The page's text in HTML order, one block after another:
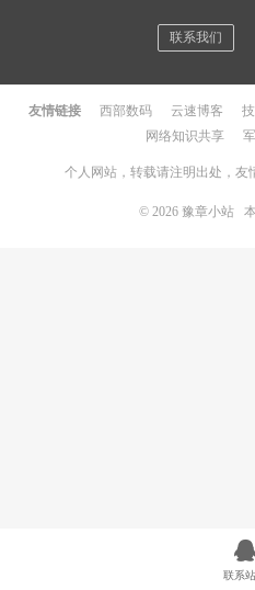
联系我们
友情链接 西部数码 云速博客
网络知识共享
个人网站，转载请注明出处，友
© 2026 豫章小站
联系